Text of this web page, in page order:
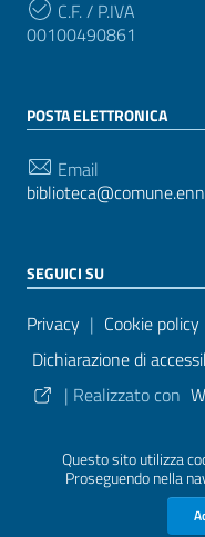
Questo sito utilizza
Proseguendo nella
C.F. / P.IVA
00100490861
POSTA ELETTRONICA
Email
SEGUICI SU
Sezione Link
Privacy | Cookie policy
Dichiarazione di
| Realizzato con